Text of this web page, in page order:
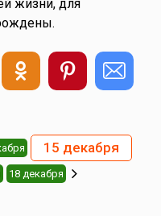
жизни, для
15 декабря
18 декабря